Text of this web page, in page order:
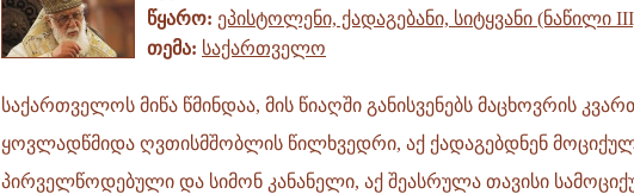
წყარო: ეპისტოლენი, ქადაგებანი, სიტყვანი (ნაწილი
თემა: საქართველო
საქართველოს
მიწა
წმინდაა,
საქართველოს მიწა წმინდაა, მის წიაღში განისვენებს მაცხოვრის
ყოვლადწმიდა ღვთისმშობლის წილხვედრი, აქ ქადაგებდნენ
პირველწოდებული და სიმონ კანანელი, აქ შეასრულა თავისი